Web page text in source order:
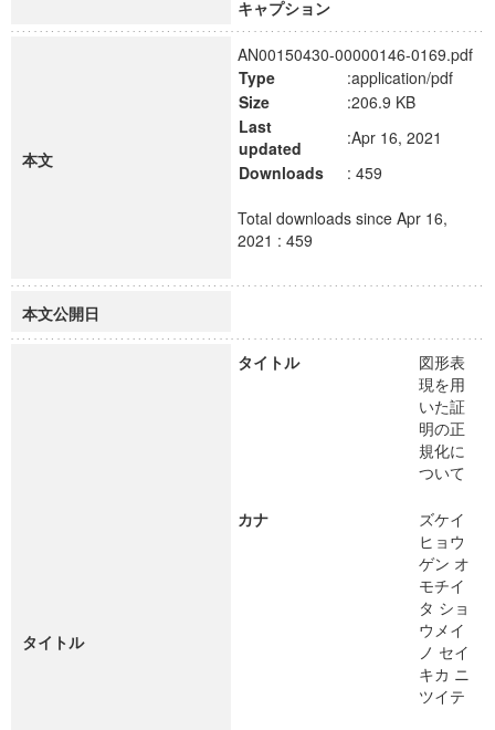
キャプション
本文
AN00150430-00000146-0169.pdf
Type
:application/pdf
Size
:206.9 KB
Last
updated
:Apr 16, 2021
Downloads
: 459
Total downloads since Apr 16,
2021 : 459
本文公開日
タイトル
タイトル
図形表
現を用
いた証
明の正
規化に
ついて
カナ
ズケイ
ヒョウ
ゲン オ
モチイ
タ ショ
ウメイ
ノ セイ
キカ ニ
ツイテ